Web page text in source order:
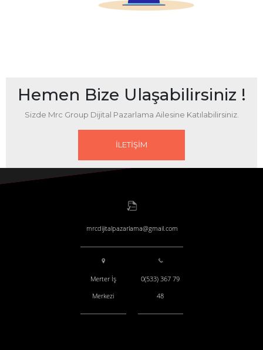
Hemen Bize Ulaşabilirsiniz !
Sizde Mrc Group Dijital Pazarlama Ailesine Katılabilirsiniz.
İLETİŞİM
mrcdijitalpazarlama@gmail.com
Merter İş
Merkezi
0(533) 367 79
48